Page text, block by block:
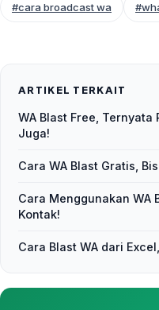
#cara broadcast wa
ARTIKEL TERKAIT
WA Blast Free, Ternyata
Juga!
Cara WA Blast Gratis,
Cara Menggunakan WA
Kontak!
Cara Blast WA dari